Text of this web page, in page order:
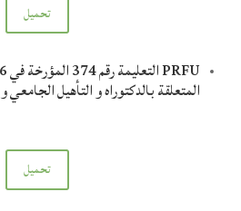
تحميل
المتعلقة بالدكتوراه و التأهيل الجامعي و
تحميل